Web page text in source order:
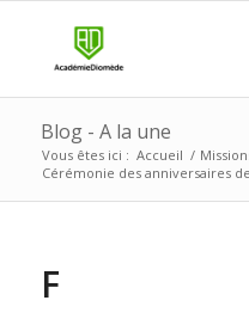
Blog - A la une
Vous êtes ici : Accueil /
Cérémonie des anniversaires
F